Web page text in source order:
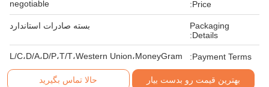
Price:
negotiable
Packaging
Details:
بسته صادرات استاندارد
Payment Terms: L/C،D/A،D/P،T/T،Western Union،MoneyGram
بهترین قیمت رو بدست بیار حالا تماس بگیرید